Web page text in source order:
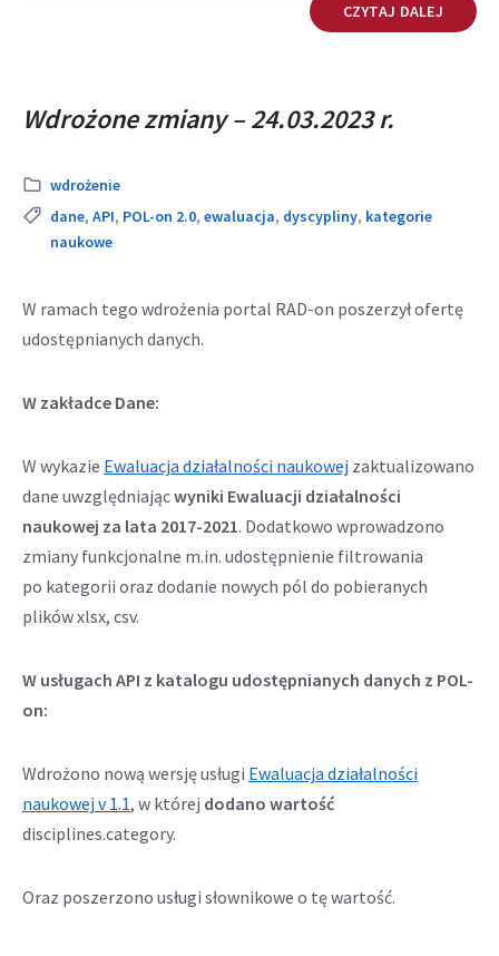
CZYTAJ DALEJ
Wdrożone zmiany – 24.03.2023 r.
Kategoria:
wdrożenie
Tags:
dane, API, POL-on 2.0, ewaluacja, dyscypliny, kategorie
naukowe
W ramach tego wdrożenia portal RAD-on poszerzył ofertę
udostępnianych danych.
W zakładce Dane:
W wykazie Ewaluacja działalności naukowej zaktualizowano
dane uwzględniającwyniki Ewaluacji działalności
naukowej za lata 2017-2021. Dodatkowo wprowadzono
zmiany funkcjonalne m.in. udostępnienie filtrowania
po kategorii oraz dodanie nowych pól do pobieranych
plików xlsx, csv.
W usługach API z katalogu udostępnianych danych z POL-
on:
Wdrożono nową wersję usługi Ewaluacja działalności
naukowej v 1.1, w której dodano wartość
disciplines.category.
Oraz poszerzono usługi słownikowe o tę wartość.